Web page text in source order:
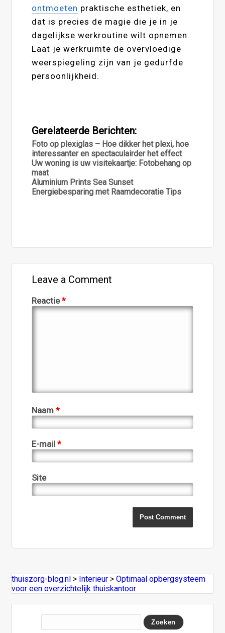
ontmoeten praktische esthetiek, en
dat is precies de magie die je in je
dagelijkse werkroutine wilt opnemen.
Laat je werkruimte de overvloedige
weerspiegeling zijn van je gedurfde
persoonlijkheid.
Gerelateerde Berichten:
Foto op plexiglas – Hoe dikker het plexi, hoe
interessanter en spectaculairder het effect
Uw woning is uw visitekaartje: Fotobehang op
maat
Aluminium Prints Sea Sunset
Energiebesparing met Raamdecoratie Tips
Leave a Comment
Reactie*
Naam*
E-mail*
Site
thuiszorg-blog.nl > Interieur >Optimaal opbergsysteem
voor een overzichtelijk thuiskantoor